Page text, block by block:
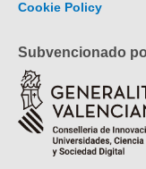
Cookie Policy
Subvencionado